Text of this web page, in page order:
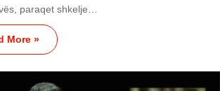
paraqet shkelje…
More »